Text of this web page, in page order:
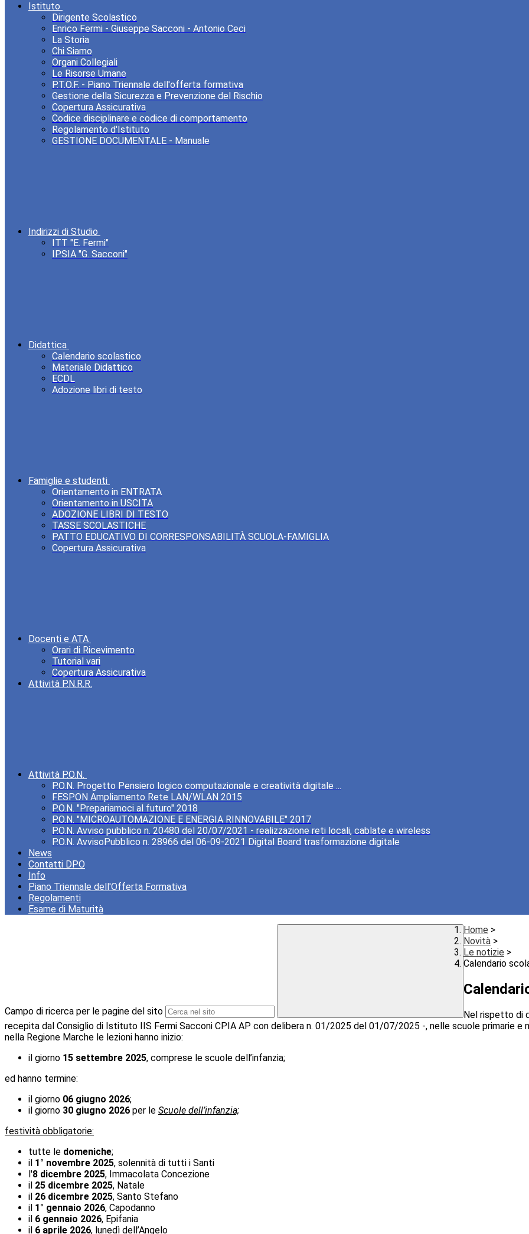
Istituto
Dirigente Scolastico
Enrico Fermi - Giuseppe Sacconi - Antonio Ceci
La Storia
Chi Siamo
Organi Collegiali
Le Risorse Umane
P.T.O.F. - Piano Triennale dell'offerta formativa
Gestione della Sicurezza e Prevenzione del Rischio
Copertura Assicurativa
Codice disciplinare e codice di comportamento
Regolamento d'Istituto
GESTIONE DOCUMENTALE - Manuale
Indirizzi di Studio
ITT "E. Fermi"
IPSIA "G. Sacconi"
Didattica
Calendario scolastico
Materiale Didattico
ECDL
Adozione libri di testo
Famiglie e studenti
Orientamento in ENTRATA
Orientamento in USCITA
ADOZIONE LIBRI DI TESTO
TASSE SCOLASTICHE
PATTO EDUCATIVO DI CORRESPONSABILITÀ SCUOLA-FAMIGLIA
Copertura Assicurativa
Docenti e ATA
Orari di Ricevimento
Tutorial vari
Copertura Assicurativa
Attività P.N.R.R.
Attività P.O.N.
P.O.N. Progetto Pensiero logico computazionale e creatività digitale ...
FESPON Ampliamento Rete LAN/WLAN 2015
P.O.N. "Prepariamoci al futuro" 2018
P.O.N. "MICROAUTOMAZIONE E ENERGIA RINNOVABILE" 2017
P.O.N. Avviso pubblico n. 20480 del 20/07/2021 - realizzazione reti locali, cablate e wireless
P.O.N. AvvisoPubblico n. 28966 del 06-09-2021 Digital Board trasformazione digitale
News
Contatti DPO
Info
Piano Triennale dell'Offerta Formativa
Regolamenti
Esame di Maturità
Campo di ricerca per le pagine del sito
Home >
Novità >
Le notizie >
Calendario
Nel rispetto di
recepita dal Consiglio di Istituto IIS Fermi Sacconi CPIA AP con delibera n. 01/2025 del 01/07/2025 -, nelle scuole primarie e
nella Regione Marche le lezioni hanno inizio:
il giorno 15 settembre 2025, comprese le scuole dell’infanzia;
ed hanno termine:
il giorno 06 giugno 2026;
il giorno 30 giugno 2026 per le Scuole dell’infanzia;
festività obbligatorie:
tutte le domeniche;
il 1° novembre 2025, solennità di tutti i Santi
l'8 dicembre 2025, Immacolata Concezione
il 25 dicembre 2025, Natale
il 26 dicembre 2025, Santo Stefano
il 1° gennaio 2026, Capodanno
il 6 gennaio 2026, Epifania
il 6 aprile 2026, lunedì dell’Angelo